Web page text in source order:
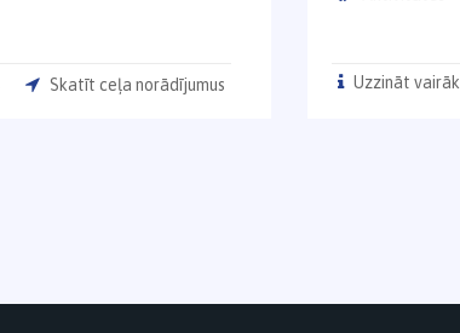
Skatīt ceļa norādījumus Uzzināt vairāk